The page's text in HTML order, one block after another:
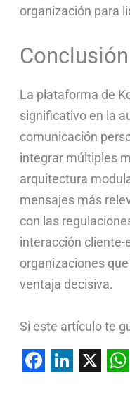
organización para
Conclusión
La plataforma de
significativo en la
comunicación
integrar múltiples
arquitectura
mensajes más
con las
interacción cliente-
organizaciones
ventaja decisiva.
Si este artículo te